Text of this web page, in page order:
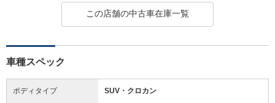
この店舗の中古車在庫一覧
車種スペック
ボディタイプ SUV・クロカン